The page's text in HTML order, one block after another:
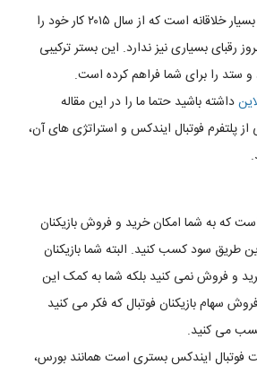
فوتبال ایندکس پلتفرمی بسیار خلاقانه است که از سال ۲۰۱۵ کار خود را
رقبای بسیاری نیز ندارد. این بستر ترکیبی
و ستد را برای شما فراهم کرده است.
داشته باشید حتما ما را در این مقاله
از پلتفرم فوتبال ایندکس و استراتژی های آن،
که به شما امکان خرید و فروش بازیکنان
طریق سود کسب کنید. البته شما بازیکنان
و فروش نمی کنید بلکه شما به کمک این
سهام بازیکنان فوتبال که فکر می کنید
می کنید.
فوتبال ایندکس بستری است همانند بورس،